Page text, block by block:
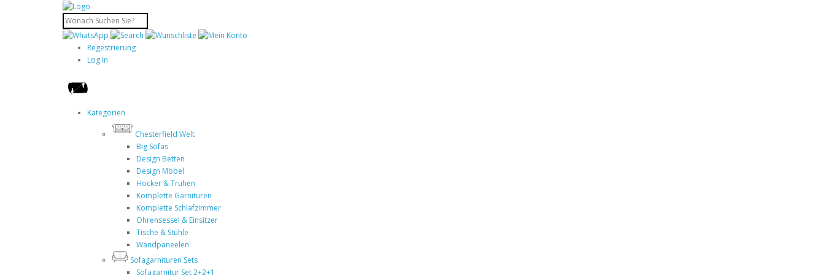
Regestrierung
Log in
Kategorien
Chesterfield Welt
Big Sofas
Design Betten
Design Möbel
Hocker & Truhen
Komplette Garnituren
Komplette Schlafzimmer
Ohrensessel & Einsitzer
Tische & Stühle
Wandpaneelen
Sofagarnituren Sets
Sofagarnitur Set 2+2+1